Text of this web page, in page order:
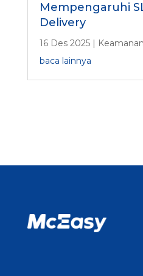
Mempengaruhi
Delivery
16 Des 2025| Keamanan
baca lainnya